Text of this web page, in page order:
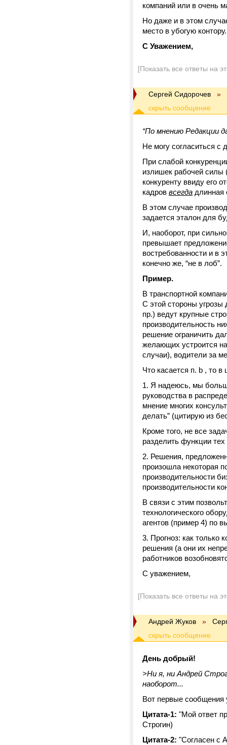
компаний или в очень
Но даже и в этом
место в убогую контору.
С Уважением,
[Показать все ответы на
Сергей Сидорочев »
“По мнению Редакции
Не могу согласиться
При слабой
излишек рабочей силы
конкуренту ввиду его
кадров всегда длинная
В этом случае
задается эталон для
И, наоборот, при
превышает
востребованности и в
конечно же, “не в лоб”.
Пример.
В транспортной
С этой стороны угрозы
пр.) ведут крупные
производительность
решение ограничить
желающих устроится
случаи), водители за
Что касается п. b , то
Я надеюсь, мы
руководства в
мнение многих
делать” (цитирую из
Кроме того, не все
разделить функции
Решения,
произошла некоторая
производительности
производительности
В связи с этим
технологического
агентов (пример 4) по
Прогноз: как только
решения (а они их
работников
С уважением,
[Показать все ответы на
Андрей Жуков »
День добрый!
>Ни я, ни Андрей
наоборот...
Вот первые сообщения
Цитата-1: "Мой ответ
Строгин)
Цитата-2: "Согласен с